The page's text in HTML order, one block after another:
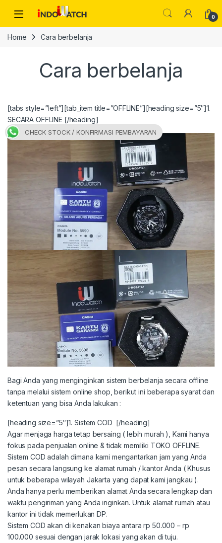
Open 0
Home Cara berbelanja
Cara berbelanja
[tabs style=”left”][tab_item title=”OFFLINE”][heading size=”5″]1.
SECARA OFFLINE [/heading]
Bagi Anda yang menginginkan sistem berbelanja secara offline
tanpa melalui sistem online shop, berikut ini beberapa syarat dan
ketentuan yang bisa Anda lakukan :
[heading size=”5″]1. Sistem COD [/heading]
Agar menjaga harga tetap bersaing ( lebih murah ), Kami hanya
fokus pada penjualan online & tidak memiliki TOKO OFFLINE.
Sistem COD adalah dimana kami mengantarkan jam yang Anda
pesan secara langsung ke alamat rumah / kantor Anda ( Khusus
untuk beberapa wilayah Jakarta yang dapat kami jangkau ).
Anda hanya perlu memberikan alamat Anda secara lengkap dan
waktu pengiriman yang Anda inginkan. Untuk alamat rumah atau
kantor ini tidak memerlukan DP.
Sistem COD akan di kenakan biaya antara rp 50.000 – rp
100.000 sesuai dengan jarak lokasi yang akan di tuju.
CHECK STOCK / KONFIRMASI PEMBAYARAN